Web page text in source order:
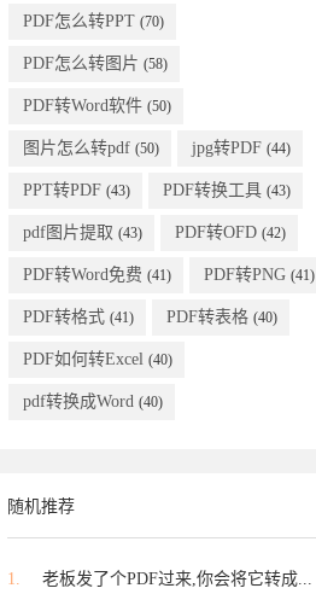
PDF怎么转PPT (70)
PDF怎么转图片 (58)
PDF转Word软件 (50)
图片怎么转pdf (50) jpg转PDF (44)
PPT转PDF (43) PDF转换工具 (43)
pdf图片提取 (43) PDF转OFD (42)
PDF转Word免费 (41) PDF转PNG (41)
PDF转格式 (41) PDF转表格 (40)
PDF如何转Excel (40)
pdf转换成Word (40)
随机推荐
1. 老板发了个PDF过来,你会将它转成...